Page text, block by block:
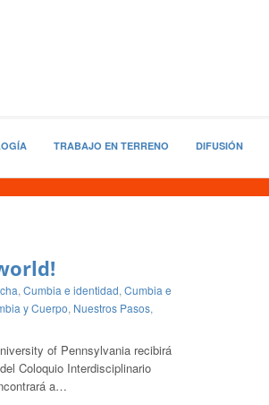
TRABAJO EN TERRENO DIFUSIÓN
, Cumbia e identidad, Cumbia e
y Cuerpo, Nuestros Pasos,
of Pennsylvania recibirá
Coloquio Interdisciplinario
a…